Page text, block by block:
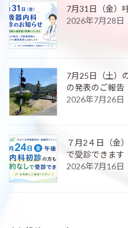
7月31日（金）
2026年7月28日
7月25日（土）
の発表のご報告
2026年7月26日
７月2４日（金
で受診できます
2026年7月16日